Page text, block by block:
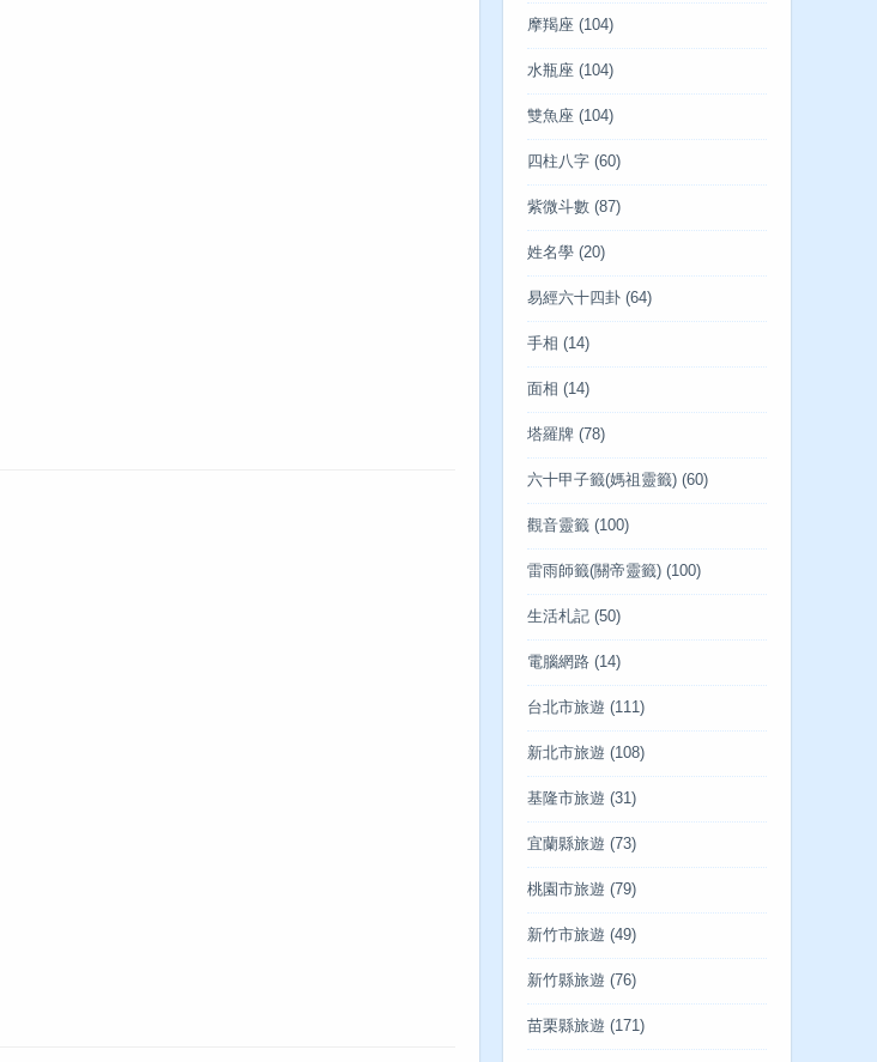
摩羯座 (104)
水瓶座 (104)
雙魚座 (104)
四柱八字 (60)
紫微斗數 (87)
姓名學 (20)
易經六十四卦 (64)
手相 (14)
面相 (14)
塔羅牌 (78)
六十甲子籤(媽祖靈籤) (60)
觀音靈籤 (100)
雷雨師籤(關帝靈籤) (100)
生活札記 (50)
電腦網路 (14)
台北市旅遊 (111)
新北市旅遊 (108)
基隆市旅遊 (31)
宜蘭縣旅遊 (73)
桃園市旅遊 (79)
新竹市旅遊 (49)
新竹縣旅遊 (76)
苗栗縣旅遊 (171)